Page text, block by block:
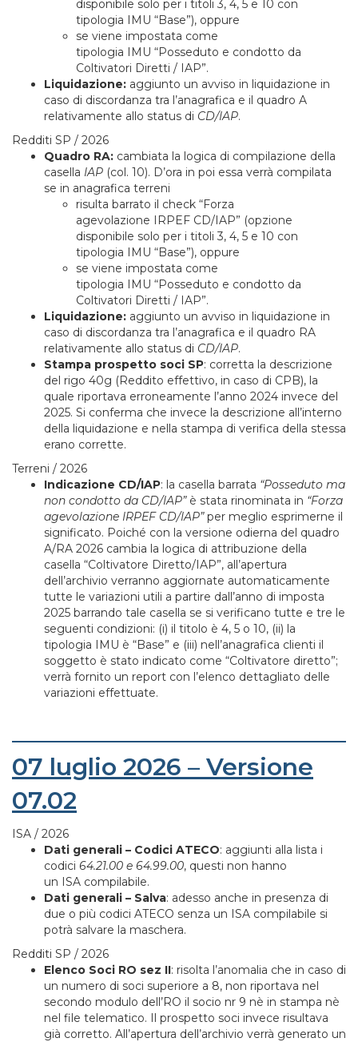
disponibile solo per i titoli 3, 4, 5 e 10 con
tipologia IMU “Base”), oppure
se viene impostata come
tipologia IMU “Posseduto e condotto da
Coltivatori Diretti / IAP”.
Liquidazione: aggiunto un avviso in liquidazione in
caso di discordanza tra l’anagrafica e il quadro A
relativamente allo status di CD/IAP.
Redditi SP / 2026
Quadro RA: cambiata la logica di compilazione della
casella IAP (col. 10). D’ora in poi essa verrà compilata
se in anagrafica terreni
risulta barrato il check “Forza
agevolazione IRPEF CD/IAP” (opzione
disponibile solo per i titoli 3, 4, 5 e 10 con
tipologia IMU “Base”), oppure
se viene impostata come
tipologia IMU “Posseduto e condotto da
Coltivatori Diretti / IAP”.
Liquidazione: aggiunto un avviso in liquidazione in
caso di discordanza tra l’anagrafica e il quadro RA
relativamente allo status di CD/IAP.
Stampa prospetto soci SP: corretta la descrizione
del rigo 40g (Reddito effettivo, in caso di CPB), la
quale riportava erroneamente l’anno 2024 invece del
2025. Si conferma che invece la descrizione all’interno
della liquidazione e nella stampa di verifica della stessa
erano corrette.
Terreni / 2026
Indicazione CD/IAP: la casella barrata “Posseduto ma
non condotto da CD/IAP”è stata rinominata in “Forza
agevolazione IRPEF CD/IAP”per meglio esprimerne il
significato. Poiché con la versione odierna del quadro
A/RA 2026 cambia la logica di attribuzione della
casella “Coltivatore Diretto/IAP”, all’apertura
dell’archivio verranno aggiornate automaticamente
tutte le variazioni utili a partire dall’anno di imposta
2025 barrando tale casella se si verificano tutte e tre le
seguenti condizioni: (i) il titolo è 4, 5 o 10, (ii) la
tipologia IMU è “Base” e (iii) nell’anagrafica clienti il
soggetto è stato indicato come “Coltivatore diretto”;
verrà fornito un report con l’elenco dettagliato delle
variazioni effettuate.
07 luglio 2026 – Versione
07.02
ISA / 2026
Dati generali – Codici ATECO: aggiunti alla lista i
codici 64.21.00 e 64.99.00, questi non hanno
un ISA compilabile.
Dati generali – Salva: adesso anche in presenza di
due o più codici ATECO senza un ISA compilabile si
potrà salvare la maschera.
Redditi SP / 2026
Elenco Soci RO sez II: risolta l’anomalia che in caso di
un numero di soci superiore a 8, non riportava nel
secondo modulo dell’RO il socio nr 9 nè in stampa nè
nel file telematico. Il prospetto soci invece risultava
già corretto. All’apertura dell’archivio verrà generato un